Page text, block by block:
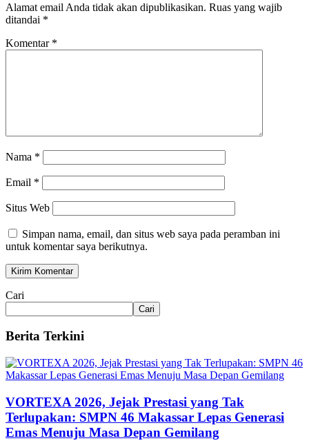
Alamat email Anda tidak akan dipublikasikan. Ruas yang wajib
ditandai *
Komentar *
Nama *
Email *
Situs Web
Simpan nama, email, dan situs web saya pada peramban ini
untuk komentar saya berikutnya.
Cari
Cari
Berita Terkini
VORTEXA 2026, Jejak Prestasi yang Tak
Terlupakan: SMPN 46 Makassar Lepas Generasi
Emas Menuju Masa Depan Gemilang